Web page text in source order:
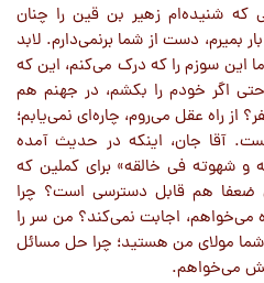
که شنیده‌ام زهیر بن قین را چنان
بمیرم، دست از شما برنمی‌دارم. لابد
این سوزم را که درک می‌کنم، این که
اگر خودم را بکشم، در جهنم هم
از راه عقل می‌روم، چاره‌ای نمی‌یابم؛
آقا جان، اینکه در حدیث آمده
و شهوته فی خالقه» برای کملین که
ضعفا هم قابل دسترسی است؟ چرا
می‌خواهم، اجابت نمی‌کند؟ من سر را
مولای من هستید؛ چرا حل مسائل
می‌خواهم.